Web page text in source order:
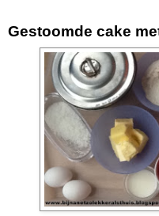
Gestoomde cake